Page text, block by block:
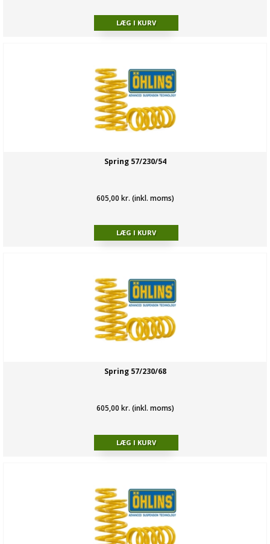
Spring 57/230/54
605,00 kr. (inkl. moms)
Spring 57/230/68
605,00 kr. (inkl. moms)